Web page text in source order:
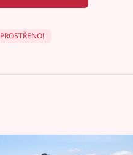
PROSTŘENO!